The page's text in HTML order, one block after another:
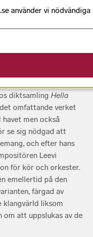
känslofyllda
han kosan
han fick en
ett större polyfoniskt
Laulus 10-
vad Klemetti hade
diktsamling Hella
omfattande verket
men också
se sig nödgad att
och efter hans
Leevi
för kör och orkester.
emellertid på den
färgad av
klangvärld liksom
om att uppslukas av de
använder vi